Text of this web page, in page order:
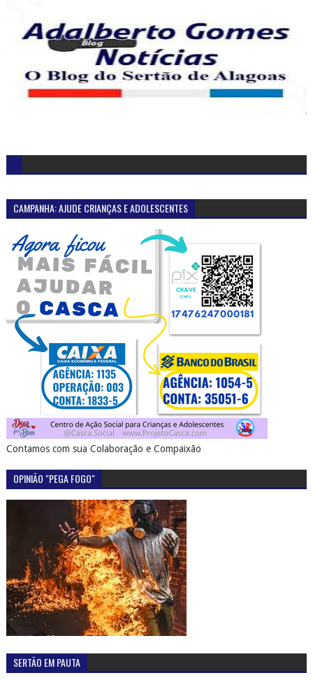
CAMPANHA: AJUDE CRIANÇAS E ADOLESCENTES
Contamos com sua Colaboração e Compaixão
OPINIÃO "PEGA FOGO"
SERTÃO EM PAUTA